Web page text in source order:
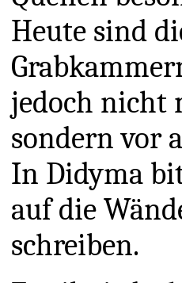
Heute sind
jedoch nicht
sondern vor
In Didyma
auf die
schreiben.